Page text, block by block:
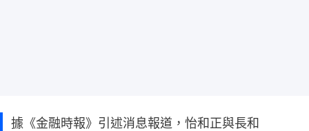
據《金融時報》引述消息報道，怡和正與長和